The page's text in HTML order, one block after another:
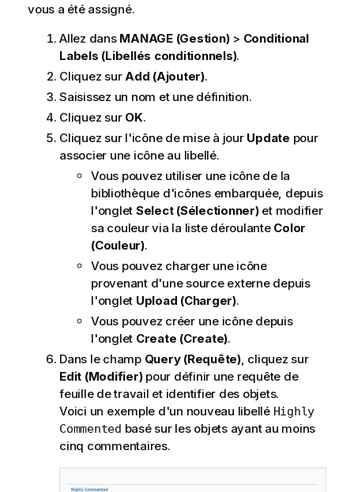
vous a été assigné.
Allez dans MANAGE (Gestion)> Conditional
Labels (Libellés conditionnels).
Cliquez sur Add (Ajouter).
Saisissez un nom et une définition.
Cliquez sur OK.
Cliquez sur l'icône de mise à jour Update pour
associer une icône au libellé.
Vous pouvez utiliser une icône de la
bibliothèque d'icônes embarquée, depuis
l'onglet Select (Sélectionner)et modifier
sa couleur via la liste déroulante Color
(Couleur).
Vous pouvez charger une icône
provenant d'une source externe depuis
l'onglet Upload (Charger).
Vous pouvez créer une icône depuis
l'onglet Create (Create).
Dans le champ Query (Requête), cliquez sur
Edit (Modifier)pour définir une requête de
feuille de travail et identifier des objets.
Voici un exemple d'un nouveau libellé Highly
Commented basé sur les objets ayant au moins
cinq commentaires.